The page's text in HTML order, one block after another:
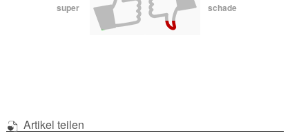
super schade
Artikel teilen